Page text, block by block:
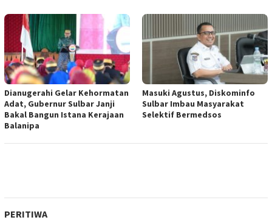
Dianugerahi Gelar Kehormatan
Adat, Gubernur Sulbar Janji
Bakal Bangun Istana Kerajaan
Balanipa
Masuki Agustus, Diskominfo
Sulbar Imbau Masyarakat
Selektif Bermedsos
PERITIWA